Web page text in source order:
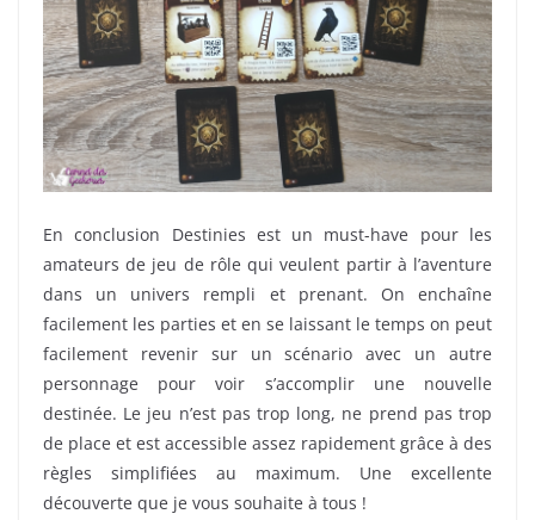
En conclusion Destinies est un must-have pour les
amateurs de jeu de rôle qui veulent partir à l’aventure
dans un univers rempli et prenant. On enchaîne
facilement les parties et en se laissant le temps on peut
facilement revenir sur un scénario avec un autre
personnage pour voir s’accomplir une nouvelle
destinée. Le jeu n’est pas trop long, ne prend pas trop
de place et est accessible assez rapidement grâce à des
règles simplifiées au maximum. Une excellente
découverte que je vous souhaite à tous !